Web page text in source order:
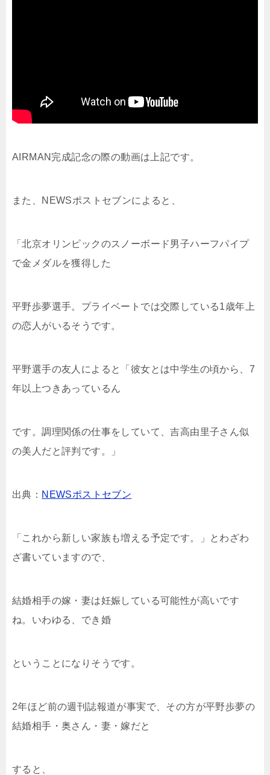
AIRMAN完成記念の際の動画は上記です。
また、NEWSポストセブンによると、
「北京オリンピックのスノーボード男子ハーフパイプ
で金メダルを獲得した
平野歩夢選手。 プライベートでは交際している1歳年上
の恋人がいるそうです。
平野選手の友人によると「彼女とは中学生の頃から、7
年以上つきあっているん
です。調理関係の仕事をしていて、吉高由里子さん似
の美人だと評判です。」
出典： NEWSポストセブン
「これから新しい家族も増える予定です。」とわざわ
ざ書いていますので、
結婚相手の嫁・妻は妊娠している可能性が高いです
ね。いわゆる、でき婚
ということになりそうです。
2年ほど前の週刊誌報道が事実で、その方が平野歩夢の
結婚相手・奥さん・妻・嫁だと
すると、